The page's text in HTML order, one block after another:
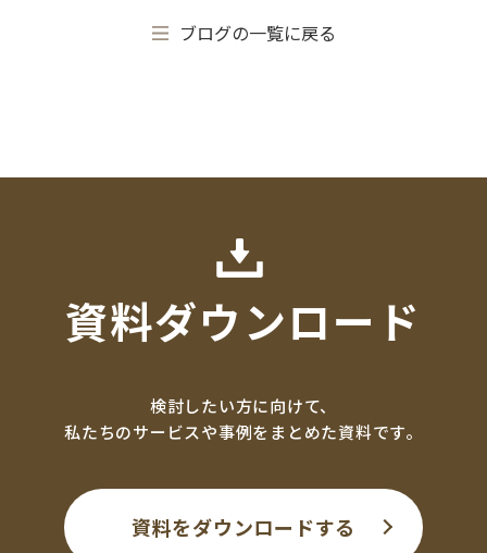
ブログの一覧に戻る
資料ダウンロード
検討したい方に向けて、
私たちのサービスや事例をまとめた資料です。
資料をダウンロードする